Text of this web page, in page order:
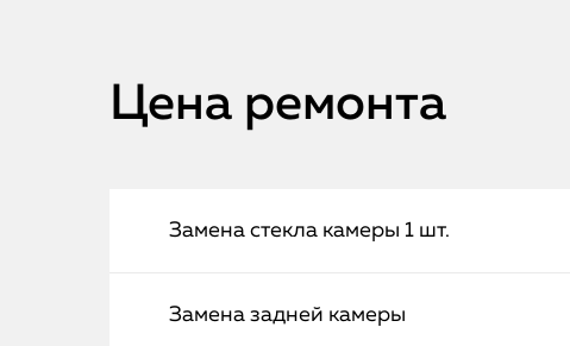
Цена ремонта
Замена стекла камеры 1 шт.
Замена задней камеры